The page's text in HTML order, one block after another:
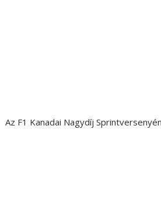
Az F1 Kanadai Nagydíj